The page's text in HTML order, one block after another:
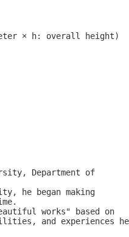
× h: overall height)
Department of
he began making
works" based on
and experiences he